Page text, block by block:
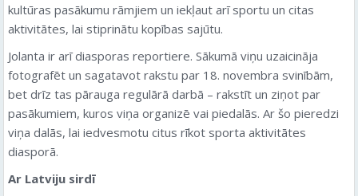
kultūras pasākumu rāmjiem un iekļaut arī sportu un citas
aktivitātes, lai stiprinātu kopības sajūtu.
Jolanta ir arī diasporas reportiere. Sākumā viņu uzaicināja
fotografēt un sagatavot rakstu par 18. novembra svinībām,
bet drīz tas pārauga regulārā darbā – rakstīt un ziņot par
pasākumiem, kuros viņa organizē vai piedalās. Ar šo pieredzi
viņa dalās, lai iedvesmotu citus rīkot sporta aktivitātes
diasporā.
Ar Latviju sirdī